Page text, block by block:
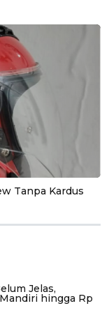
Tanpa Kardus
Jelas,
hingga Rp